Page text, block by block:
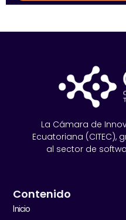
La Cámara de
Ecuatoriana (CITEC),
al sector de
Contenido
Inicio